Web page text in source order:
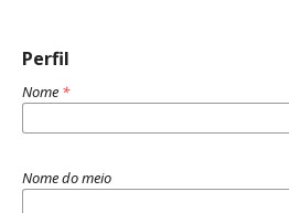
Perfil
Nome *
Nome do meio